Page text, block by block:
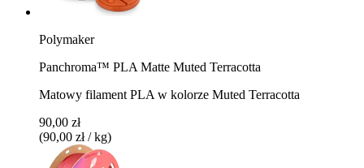
Polymaker
Panchroma™ PLA Matte Muted Terracotta
Matowy filament PLA w kolorze Muted Terracotta
90,00 zł
(90,00 zł / kg)